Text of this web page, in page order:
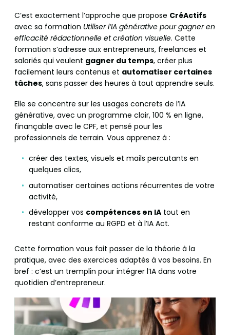
C’est exactement l’approche que propose CréActifs
avec sa formation Utiliser l’IA générative pour gagner en
efficacité rédactionnelle et création visuelle. Cette
formation s’adresse aux entrepreneurs, freelances et
salariés qui veulent gagner du temps, créer plus
facilement leurs contenus et automatiser certaines
tâches, sans passer des heures à tout apprendre seuls.
Elle se concentre sur les usages concrets de l’IA
générative, avec un programme clair, 100 % en ligne,
finançable avec le CPF, et pensé pour les
professionnels de terrain. Vous apprenez à :
créer des textes, visuels et mails percutants en
quelques clics,
automatiser certaines actions récurrentes de votre
activité,
développer vos compétences en IA tout en
restant conforme au RGPD et à l’IA Act.
Cette formation vous fait passer de la théorie à la
pratique, avec des exercices adaptés à vos besoins. En
bref : c’est un tremplin pour intégrer l’IA dans votre
quotidien d’entrepreneur.